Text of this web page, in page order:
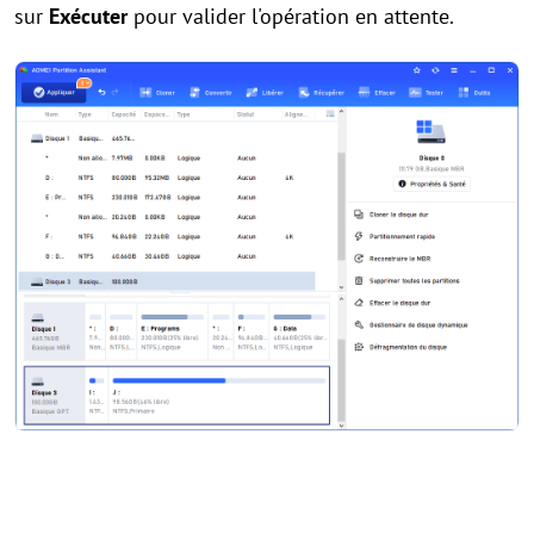
sur Exécuterpour valider l'opération en attente.